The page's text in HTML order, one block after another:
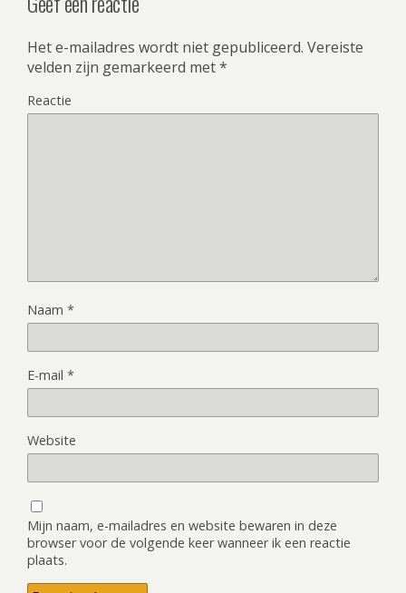
Het e-mailadres wordt niet gepubliceerd. Vereiste
velden zijn gemarkeerd met*
Reactie
Naam *
E-mail *
Website
Mijn naam, e-mailadres en website bewaren in deze
browser voor de volgende keer wanneer ik een reactie
plaats.